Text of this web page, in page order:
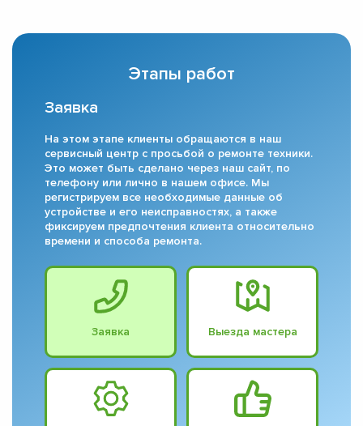
Этапы работ
Заявка
На этом этапе клиенты обращаются в наш
сервисный центр с просьбой о ремонте техники.
Это может быть сделано через наш сайт, по
телефону или лично в нашем офисе. Мы
регистрируем все необходимые данные об
устройстве и его неисправностях, а также
фиксируем предпочтения клиента относительно
времени и способа ремонта.
Заявка Выезда мастера